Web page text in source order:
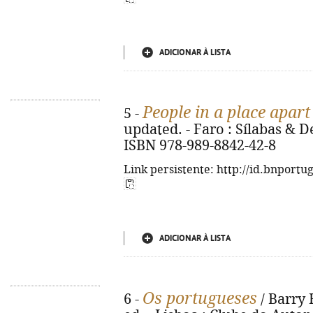
ADICIONAR À LISTA
5 -People in a place apart
updated. - Faro : Sílabas &
ISBN 978-989-8842-42-8
Link persistente: http://
ADICIONAR À LISTA
6 - Os portugueses / Barry